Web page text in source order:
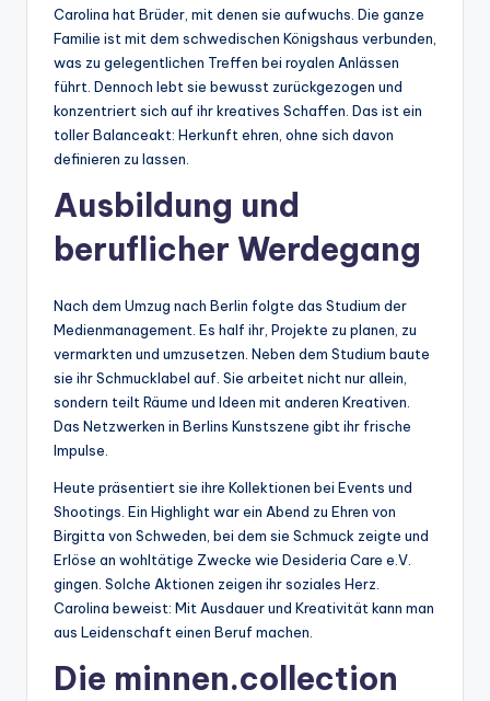
Carolina hat Brüder, mit denen sie aufwuchs. Die ganze
Familie ist mit dem schwedischen Königshaus verbunden,
was zu gelegentlichen Treffen bei royalen Anlässen
führt. Dennoch lebt sie bewusst zurückgezogen und
konzentriert sich auf ihr kreatives Schaffen. Das ist ein
toller Balanceakt: Herkunft ehren, ohne sich davon
definieren zu lassen.
Ausbildung und
beruflicher Werdegang
Nach dem Umzug nach Berlin folgte das Studium der
Medienmanagement. Es half ihr, Projekte zu planen, zu
vermarkten und umzusetzen. Neben dem Studium baute
sie ihr Schmucklabel auf. Sie arbeitet nicht nur allein,
sondern teilt Räume und Ideen mit anderen Kreativen.
Das Netzwerken in Berlins Kunstszene gibt ihr frische
Impulse.
Heute präsentiert sie ihre Kollektionen bei Events und
Shootings. Ein Highlight war ein Abend zu Ehren von
Birgitta von Schweden, bei dem sie Schmuck zeigte und
Erlöse an wohltätige Zwecke wie Desideria Care e.V.
gingen. Solche Aktionen zeigen ihr soziales Herz.
Carolina beweist: Mit Ausdauer und Kreativität kann man
aus Leidenschaft einen Beruf machen.
Die minnen.collection